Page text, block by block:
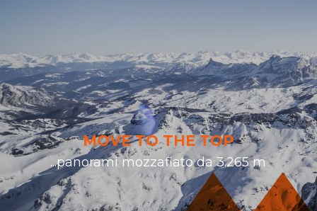
MOVE TO THE TOP
...panorami mozzafiato da 3.265 m